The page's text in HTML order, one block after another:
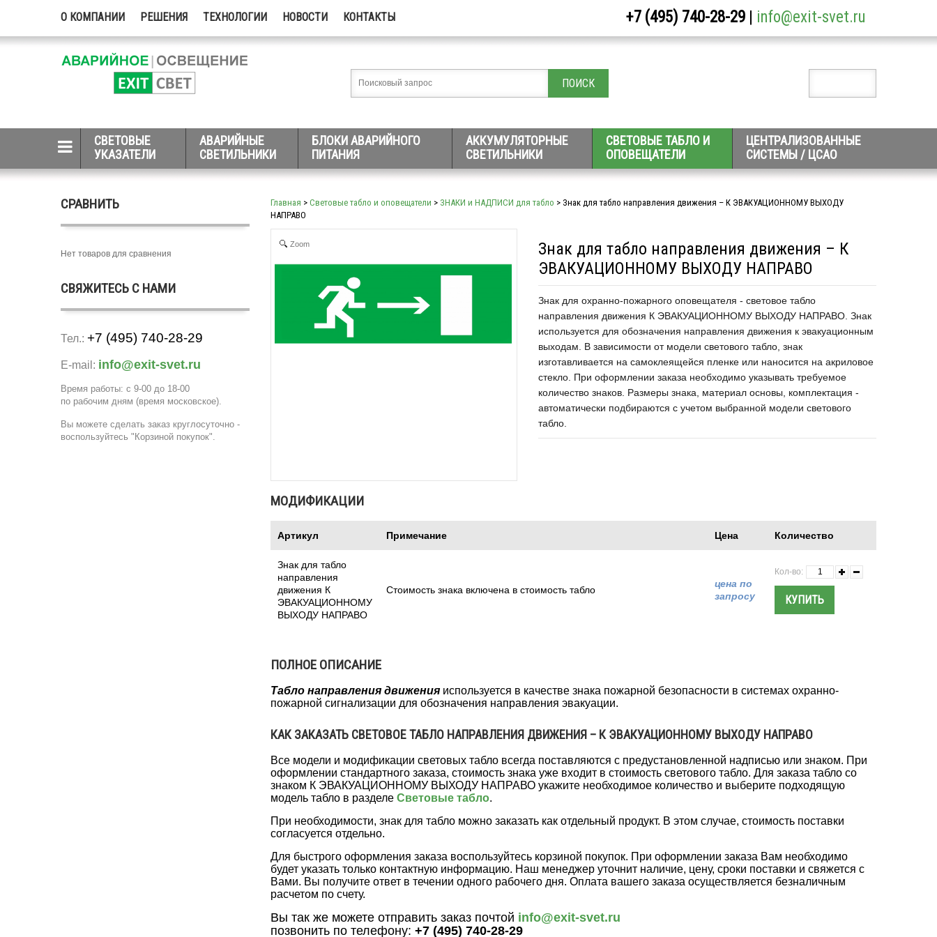
О КОМПАНИИ РЕШЕНИЯ ТЕХНОЛОГИИ НОВОСТИ КОНТАКТЫ +7 (495) 740-28-29 info@exit-svet.ru
СВЕТОВЫЕ
УКАЗАТЕЛИ
АВАРИЙНЫЕ
СВЕТИЛЬНИКИ
БЛОКИ АВАРИЙНОГО
ПИТАНИЯ
АККУМУЛЯТОРНЫЕ
СВЕТИЛЬНИКИ
СВЕТОВЫЕ ТАБЛО И
ОПОВЕЩАТЕЛИ
ЦЕНТРАЛИЗОВАННЫЕ
СИСТЕМЫ / ЦСАО
СРАВНИТЬ
Нет товаров для сравнения
СВЯЖИТЕСЬ С НАМИ
Тел.: +7 (495) 740-28-29
E-mail: info@exit-svet.ru
Время работы: с 9-00 до 18-00
по рабочим дням (время московское).
Вы можете сделать заказ круглосуточно -
воспользуйтесь "Корзиной покупок".
Главная > Световые табло и оповещатели > ЗНАКИ и НАДПИСИ для табло > Знак для табло направления движения – К ЭВАКУАЦИОННОМУ ВЫХОДУ
НАПРАВО
Знак для табло направления движения – К
ЭВАКУАЦИОННОМУ ВЫХОДУ НАПРАВО
Знак для охранно-пожарного оповещателя - световое табло
направления движения К ЭВАКУАЦИОННОМУ ВЫХОДУ НАПРАВО. Знак
используется для обозначения направления движения к эвакуационным
выходам. В зависимости от модели светового табло, знак
изготавливается на самоклеящейся пленке или наносится на акриловое
стекло. При оформлении заказа необходимо указывать требуемое
количество знаков. Размеры знака, материал основы, комплектация -
автоматически подбираются с учетом выбранной модели светового
табло.
Zoom
МОДИФИКАЦИИ
Артикул Примечание Цена Количество
Знак для табло
направления
движения К
ЭВАКУАЦИОННОМУ
ВЫХОДУ НАПРАВО
Стоимость знака включена в стоимость табло
цена по
запросу
Кол-во:
ПОЛНОЕ ОПИСАНИЕ
Табло направления движения используется в качестве знака пожарной безопасности в системах охранно-
пожарной сигнализации для обозначения направления эвакуации.
КАК ЗАКАЗАТЬ СВЕТОВОЕ ТАБЛО НАПРАВЛЕНИЯ ДВИЖЕНИЯ – К ЭВАКУАЦИОННОМУ ВЫХОДУ НАПРАВО
Все модели и модификации световых табло всегда поставляются с предустановленной надписью или знаком. При
оформлении стандартного заказа, стоимость знака уже входит в стоимость светового табло. Для заказа табло со
знаком К ЭВАКУАЦИОННОМУ ВЫХОДУ НАПРАВО укажите необходимое количество и выберите подходящую
модель табло в разделе Световые табло.
При необходимости, знак для табло можно заказать как отдельный продукт. В этом случае, стоимость поставки
согласуется отдельно.
Для быстрого оформления заказа воспользуйтесь корзиной покупок. При оформлении заказа Вам необходимо
будет указать только контактную информацию. Наш менеджер уточнит наличие, цену, сроки поставки и свяжется с
Вами. Вы получите ответ в течении одного рабочего дня. Оплата вашего заказа осуществляется безналичным
расчетом по счету.
Вы так же можете отправить заказ почтой info@exit-svet.ru
позвонить по телефону: +7 (495) 740-28-29